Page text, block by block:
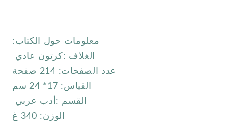
معلومات حول الكتاب:
الغلاف :كرتون عادي
عدد الصفحات: 214
صفحة
القياس: 17* 24 سم
القسم :أدب عربي
الوزن: 340 غ